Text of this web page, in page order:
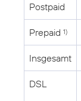
Postpaid
Prepaid 1)
Insgesamt
DSL